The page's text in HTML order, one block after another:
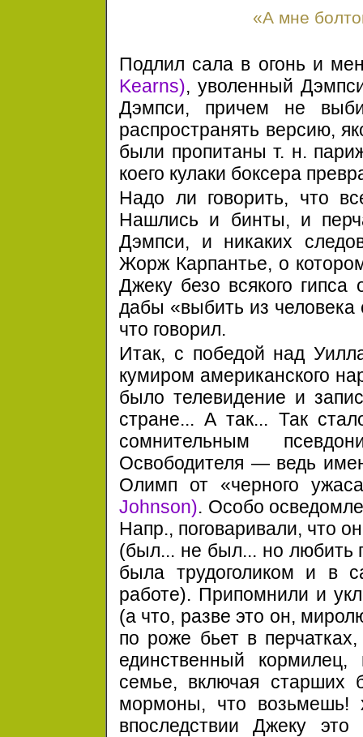
«А мне
Подлил сала в огонь и
Kearns), уволенный
Дэмпси, причем не
распространять версию,
были пропитаны т. н.
коего кулаки боксера
Надо ли говорить, что
Нашлись и бинты, и
Дэмпси, и никаких
Жорж Карпантье, о
Джеку безо всякого гипса
дабы «выбить из человека
что говорил.
Итак, с победой над
кумиром американского
было телевидение и
стране... А так... Так
сомнительным
Освободителя — ведь
Олимп от «черного
Johnson). Особо
Напр., поговаривали, что
(был... не был... но любить
была трудоголиком и в
работе). Припомнили и
(а что, разве это он,
по роже бьет в
единственный
семье, включая старших
мормоны, что возьмешь!
впоследствии Джеку